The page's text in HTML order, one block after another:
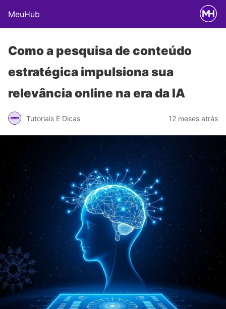
MeuHub
Como a pesquisa de conteúdo
estratégica impulsiona sua
relevância online na era da IA
Tutoriais E Dicas 12 meses atrás